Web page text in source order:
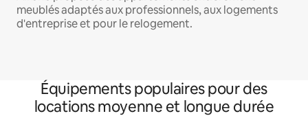
meublés adaptés aux professionnels, aux logements
d'entreprise et pour le relogement.
Équipements populaires pour des
locations moyenne et longue durée